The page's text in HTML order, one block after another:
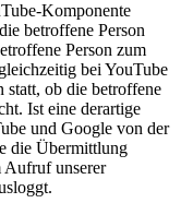
Komponente
betroffene Person
Person zum
bei YouTube
statt, ob die betroffene
Ist eine derartige
und Google von der
die Übermittlung
Aufruf unserer